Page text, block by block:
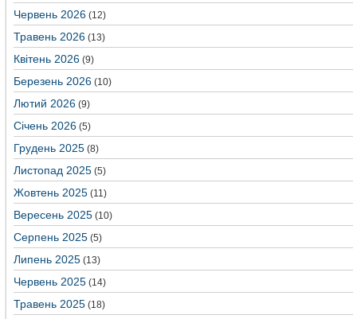
Червень 2026 (12)
Травень 2026 (13)
Квітень 2026 (9)
Березень 2026 (10)
Лютий 2026 (9)
Січень 2026 (5)
Грудень 2025 (8)
Листопад 2025 (5)
Жовтень 2025 (11)
Вересень 2025 (10)
Серпень 2025 (5)
Липень 2025 (13)
Червень 2025 (14)
Травень 2025 (18)